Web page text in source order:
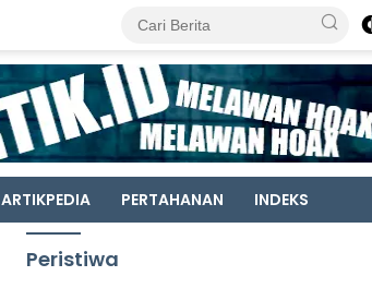
ARTIKPEDIA PERTAHANAN INDEKS
Peristiwa